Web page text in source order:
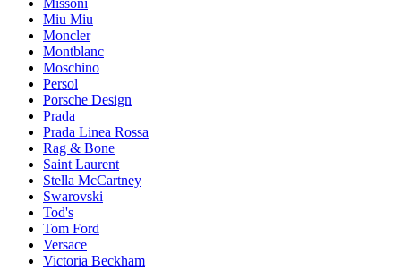
Missoni
Miu Miu
Moncler
Montblanc
Moschino
Persol
Porsche Design
Prada
Prada Linea Rossa
Rag & Bone
Saint Laurent
Stella McCartney
Swarovski
Tod's
Tom Ford
Versace
Victoria Beckham